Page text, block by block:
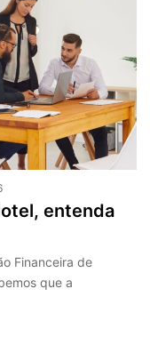
entenda
Financeira de
que a